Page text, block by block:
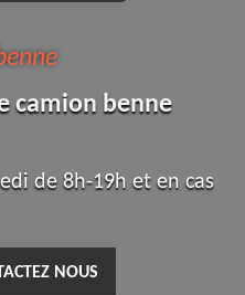
camion benne
de 8h-19h et en cas
NOUS